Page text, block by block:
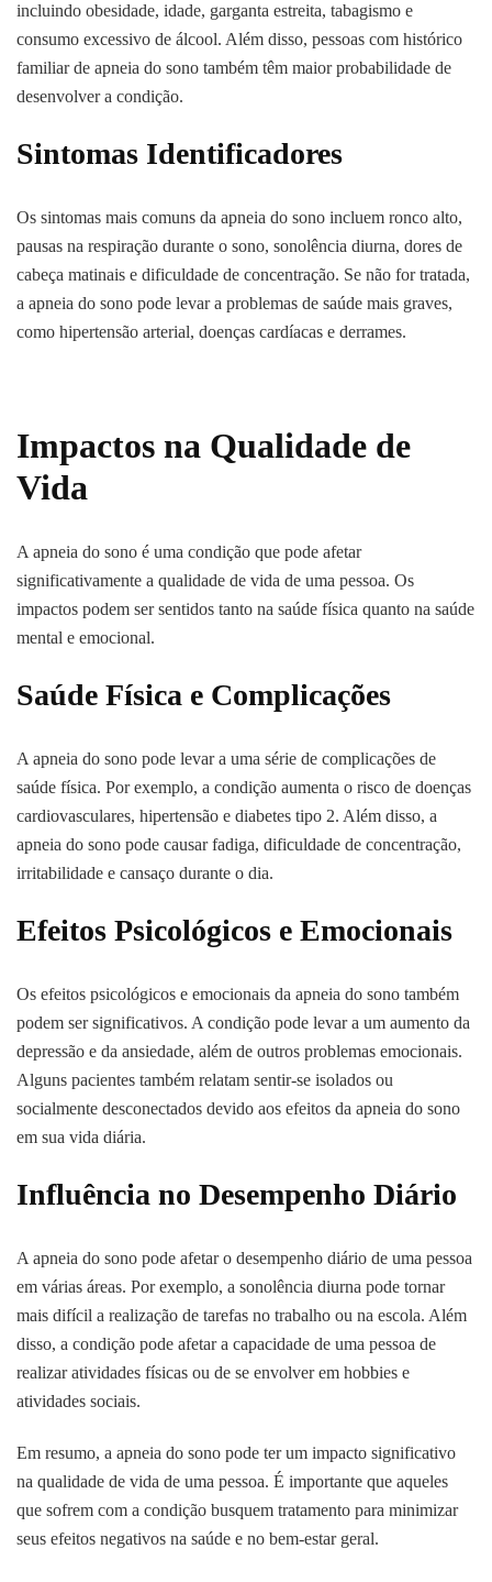
incluindo obesidade, idade, garganta estreita, tabagismo e
consumo excessivo de álcool. Além disso, pessoas com histórico
familiar de apneia do sono também têm maior probabilidade de
desenvolver a condição.
Sintomas Identificadores
Os sintomas mais comuns da apneia do sono incluem ronco alto,
pausas na respiração durante o sono, sonolência diurna, dores de
cabeça matinais e dificuldade de concentração. Se não for tratada,
a apneia do sono pode levar a problemas de saúde mais graves,
como hipertensão arterial, doenças cardíacas e derrames.
Impactos na Qualidade de
Vida
A apneia do sono é uma condição que pode afetar
significativamente a qualidade de vida de uma pessoa. Os
impactos podem ser sentidos tanto na saúde física quanto na saúde
mental e emocional.
Saúde Física e Complicações
A apneia do sono pode levar a uma série de complicações de
saúde física. Por exemplo, a condição aumenta o risco de doenças
cardiovasculares, hipertensão e diabetes tipo 2. Além disso, a
apneia do sono pode causar fadiga, dificuldade de concentração,
irritabilidade e cansaço durante o dia.
Efeitos Psicológicos e Emocionais
Os efeitos psicológicos e emocionais da apneia do sono também
podem ser significativos. A condição pode levar a um aumento da
depressão e da ansiedade, além de outros problemas emocionais.
Alguns pacientes também relatam sentir-se isolados ou
socialmente desconectados devido aos efeitos da apneia do sono
em sua vida diária.
Influência no Desempenho Diário
A apneia do sono pode afetar o desempenho diário de uma pessoa
em várias áreas. Por exemplo, a sonolência diurna pode tornar
mais difícil a realização de tarefas no trabalho ou na escola. Além
disso, a condição pode afetar a capacidade de uma pessoa de
realizar atividades físicas ou de se envolver em hobbies e
atividades sociais.
Em resumo, a apneia do sono pode ter um impacto significativo
na qualidade de vida de uma pessoa. É importante que aqueles
que sofrem com a condição busquem tratamento para minimizar
seus efeitos negativos na saúde e no bem-estar geral.